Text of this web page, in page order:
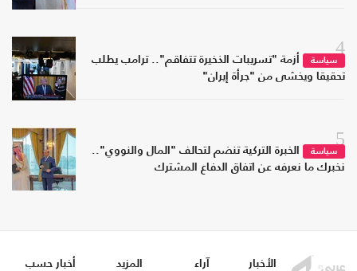
4
سياسة
أزمة "تسريبات الذخيرة تتفاقم".. ترامب يطلب
تحقيقا ويخشى من "جرأة إيران"
5
سياسة
الخبرة التركية تنضم لتحالف "المال والنووي"..
نخبرك ما نعرفه عن اتفاق الدفاع المشترك
الأخبار آراء المزيد أخبار حسب